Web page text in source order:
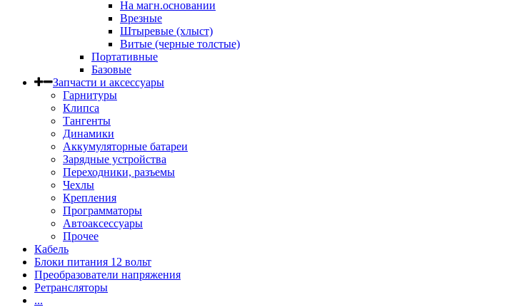
На магн.основании
Врезные
Штыревые (хлыст)
Витые (черные толстые)
Портативные
Базовые
Запчасти и аксессуары
Гарнитуры
Клипса
Тангенты
Динамики
Аккумуляторные батареи
Зарядные устройства
Переходники, разъемы
Чехлы
Крепления
Программаторы
Автоаксессуары
Прочее
Кабель
Блоки питания 12 вольт
Преобразователи напряжения
Ретрансляторы
...